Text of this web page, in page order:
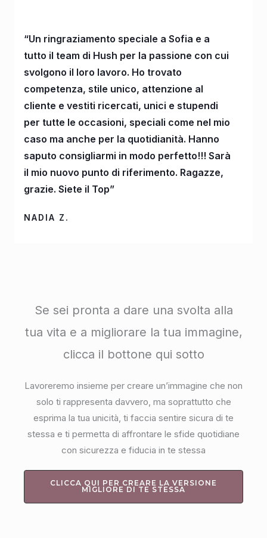
“Un ringraziamento speciale a Sofia e a
tutto il team di Hush per la passione con cui
svolgono il loro lavoro. Ho trovato
competenza, stile unico, attenzione al
cliente e vestiti ricercati, unici e stupendi
per tutte le occasioni, speciali come nel mio
caso ma anche per la quotidianità. Hanno
saputo consigliarmi in modo perfetto!!! Sarà
il mio nuovo punto di riferimento. Ragazze,
grazie. Siete il Top”
NADIA Z.
Se sei pronta a dare una svolta alla
tua vita e a migliorare la tua immagine,
clicca il bottone qui sotto
Lavoreremo insieme per creare un’immagine che non
solo ti rappresenta davvero, ma soprattutto che
esprima la tua unicità, ti faccia sentire sicura di te
stessa e ti permetta di affrontare le sfide quotidiane
con sicurezza e fiducia in te stessa
CLICCA QUI PER CREARE LA VERSIONE
MIGLIORE DI TE STESSA